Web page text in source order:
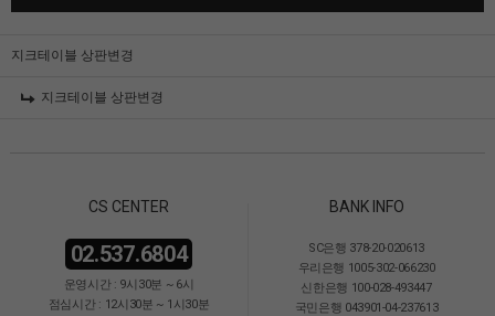
지크테이블 상판변경
지크테이블 상판변경
CS CENTER
02.537.6804
운영시간 : 9시30분 ~ 6시
점심시간 : 12시30분 ~ 1시30분
BANK INFO
SC은행 378-20-020613
우리은행 1005-302-066230
신한은행 100-028-493447
국민은행 043901-04-237613